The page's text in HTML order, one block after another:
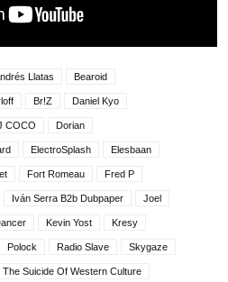
Llatas Bearoid
Br!Z Daniel Kyo
COCO Dorian
ElectroSplash Elesbaan
Fort Romeau Fred P
Iván Serra B2b Dubpaper Joel
Kevin Yost Kresy
Polock Radio Slave Skygaze
The Suicide Of Western Culture